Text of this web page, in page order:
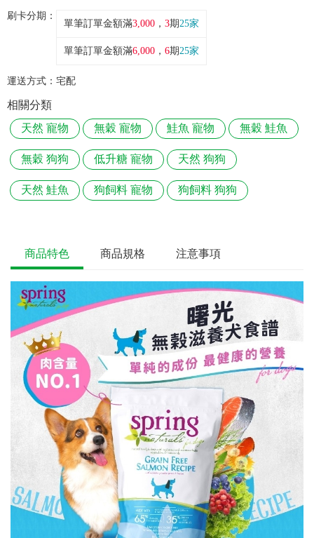
刷卡分期：
單筆訂單金額滿3,000 ， 3期25家
單筆訂單金額滿6,000 ， 6期25家
運送方式： 宅配
相關分類
天然 寵物
無穀 寵物 鮭魚 寵物 無穀 鮭魚
無穀 狗狗 低升糖 寵物 天然 狗狗
天然 鮭魚 狗飼料 寵物 狗飼料 狗狗
商品特色 商品規格 注意事項